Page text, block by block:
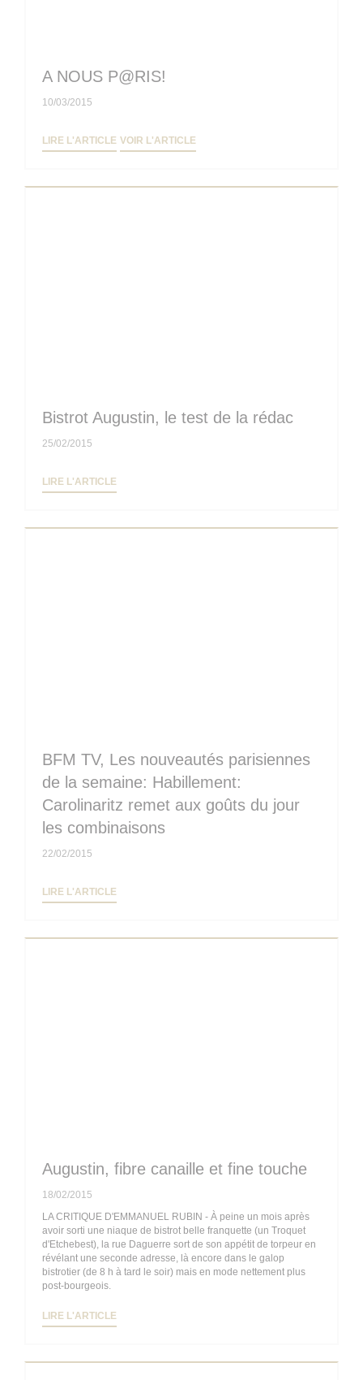
A NOUS P@RIS!
10/03/2015
LIRE L'ARTICLE ((OUVRE UNE NOUVELLE FENÊTRE))
VOIR L'ARTICLE
Bistrot Augustin, le test de la rédac
25/02/2015
LIRE L'ARTICLE
BFM TV, Les nouveautés parisiennes
de la semaine: Habillement:
Carolinaritz remet aux goûts du jour
les combinaisons
22/02/2015
LIRE L'ARTICLE
Augustin, fibre canaille et fine touche
18/02/2015
LA CRITIQUE D'EMMANUEL RUBIN - À peine un mois après
avoir sorti une niaque de bistrot belle franquette (un Troquet
d'Etchebest), la rue Daguerre sort de son appétit de torpeur en
révélant une seconde adresse, là encore dans le galop
bistrotier (de 8 h à tard le soir) mais en mode nettement plus
post-bourgeois.
LIRE L'ARTICLE